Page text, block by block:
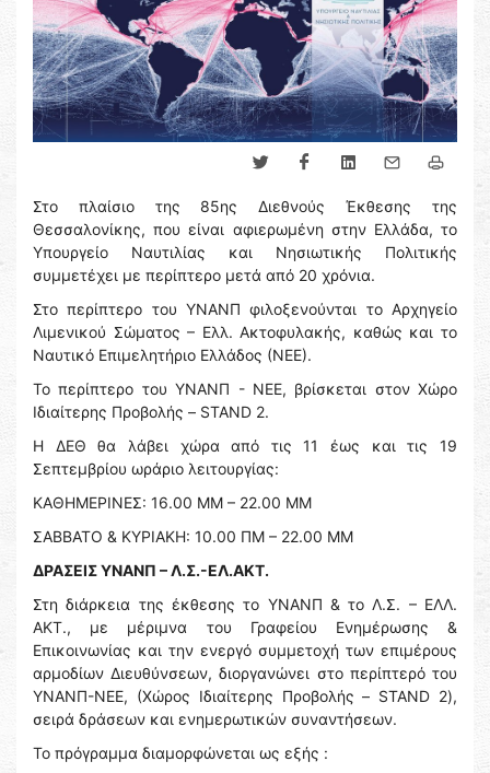
Στο πλαίσιο της 85ης Διεθνούς Έκθεσης της
Θεσσαλονίκης, που είναι αφιερωμένη στην Ελλάδα, το
Υπουργείο Ναυτιλίας και Νησιωτικής Πολιτικής
συμμετέχει με περίπτερο μετά από 20 χρόνια.
Στο περίπτερο του ΥΝΑΝΠ φιλοξενούνται το Αρχηγείο
Λιμενικού Σώματος – Ελλ. Ακτοφυλακής, καθώς και το
Ναυτικό Επιμελητήριο Ελλάδος (ΝΕΕ).
To περίπτερο του ΥΝΑΝΠ - ΝΕΕ, βρίσκεται στον Χώρο
Ιδιαίτερης Προβολής – STAND 2.
Η ΔΕΘ θα λάβει χώρα από τις 11 έως και τις 19
Σεπτεμβρίου ωράριο λειτουργίας:
ΚΑΘΗΜΕΡΙΝΕΣ: 16.00 ΜΜ – 22.00 ΜΜ
ΣΑΒΒΑΤΟ & ΚΥΡΙΑΚΗ: 10.00 ΠΜ – 22.00 ΜΜ
ΔΡΑΣΕΙΣ ΥΝΑΝΠ – Λ.Σ.-ΕΛ.ΑΚΤ.
Στη διάρκεια της έκθεσης το ΥΝΑΝΠ & το Λ.Σ. – ΕΛΛ.
ΑΚΤ., με μέριμνα του Γραφείου Ενημέρωσης &
Επικοινωνίας και την ενεργό συμμετοχή των επιμέρους
αρμοδίων Διευθύνσεων, διοργανώνει στο περίπτερό του
ΥΝΑΝΠ-ΝΕΕ, (Χώρος Ιδιαίτερης Προβολής – STAND 2),
σειρά δράσεων και ενημερωτικών συναντήσεων.
Το πρόγραμμα διαμορφώνεται ως εξής :